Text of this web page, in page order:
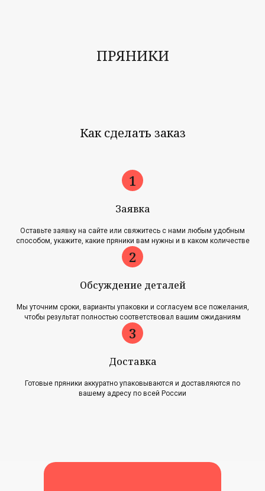
ПРЯНИКИ
Как сделать заказ
Заявка
Оставьте заявку на сайте или свяжитесь с нами любым удобным
способом, укажите, какие пряники вам нужны и в каком количестве
Обсуждение деталей
Мы уточним сроки, варианты упаковки и согласуем все пожелания,
чтобы результат полностью соответствовал вашим ожиданиям
Доставка
Готовые пряники аккуратно упаковываются и доставляются по
вашему адресу по всей России
Акции
Блог
Новости
Контакты
Главная
Наша история
Контакты